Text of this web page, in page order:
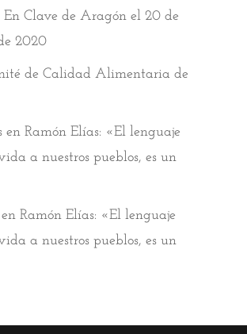
En Clave de Aragón el 20 de
2020
de Calidad Alimentaria de
en Ramón Elías: «El lenguaje
a nuestros pueblos, es un
en Ramón Elías: «El lenguaje
a nuestros pueblos, es un